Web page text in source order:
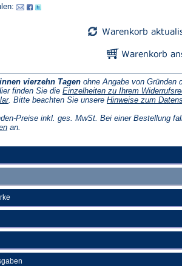
vierzehn Tagen ohne Angabe von Gründen
finden Sie die Einzelheiten zu Ihrem
(Öffnet
einem
neuen
. Bitte beachten Sie unsere Hinweise zum
Preise inkl. ges. MwSt. Bei einer Bestellung
(Öffnet
an.